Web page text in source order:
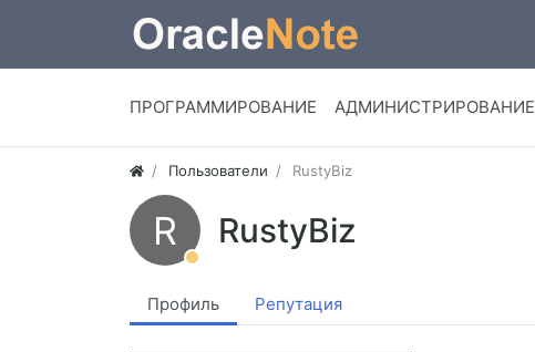
ПРОГРАММИРОВАНИЕ АДМИНИСТРИРОВАНИЕ
Пользователи RustyBiz
R RustyBiz
Профиль Репутация